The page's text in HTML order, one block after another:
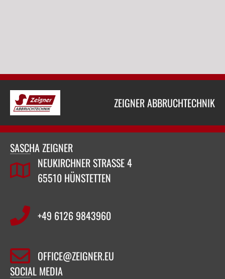
ZEIGNER ABBRUCHTECHNIK
SASCHA ZEIGNER
NEUKIRCHNER STRASSE 4
65510 HÜNSTETTEN
+49 6126 9843960‬
OFFICE@ZEIGNER.EU
SOCIAL MEDIA